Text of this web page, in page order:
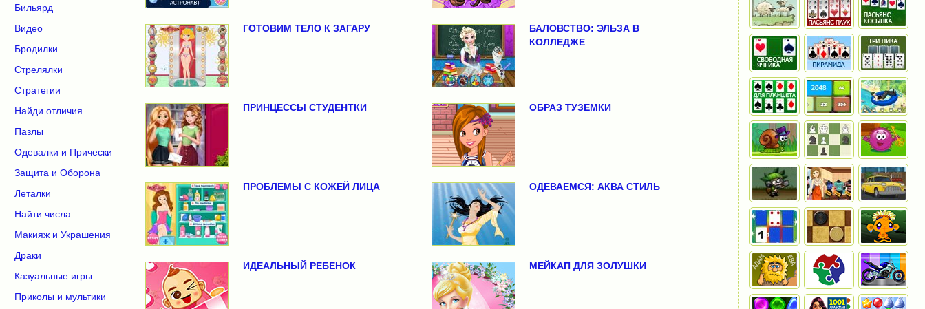
ГОТОВИМ ТЕЛО К ЗАГАРУ
БАЛОВСТВО: ЭЛЬЗА В
КОЛЛЕДЖЕ
ПРИНЦЕССЫ СТУДЕНТКИ ОБРАЗ ТУЗЕМКИ
ПРОБЛЕМЫ С КОЖЕЙ ЛИЦА ОДЕВАЕМСЯ: АКВА СТИЛЬ
ИДЕАЛЬНЫЙ РЕБЕНОК МЕЙКАП ДЛЯ ЗОЛУШКИ
Бильярд
Видео
Бродилки
Стрелялки
Стратегии
Найди отличия
Пазлы
Одевалки и Прически
Защита и Оборона
Леталки
Найти числа
Макияж и Украшения
Драки
Казуальные игры
Приколы и мультики